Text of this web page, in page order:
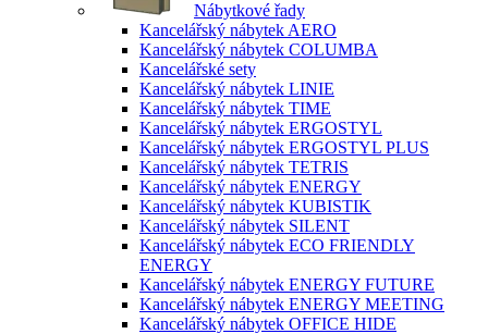
Nábytkové řady
Kancelářský nábytek AERO
Kancelářský nábytek COLUMBA
Kancelářské sety
Kancelářský nábytek LINIE
Kancelářský nábytek TIME
Kancelářský nábytek ERGOSTYL
Kancelářský nábytek ERGOSTYL PLUS
Kancelářský nábytek TETRIS
Kancelářský nábytek ENERGY
Kancelářský nábytek KUBISTIK
Kancelářský nábytek SILENT
Kancelářský nábytek ECO FRIENDLY
ENERGY
Kancelářský nábytek ENERGY FUTURE
Kancelářský nábytek ENERGY MEETING
Kancelářský nábytek OFFICE HIDE